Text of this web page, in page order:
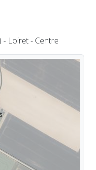
- Loiret - Centre